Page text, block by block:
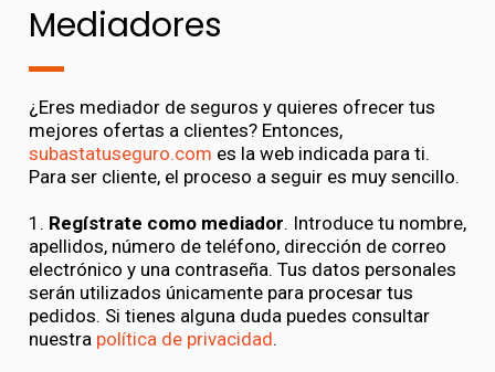
Mediadores
¿Eres mediador de seguros y quieres ofrecer tus
mejores ofertas a clientes? Entonces,
subastatuseguro.com es la web indicada para ti.
Para ser cliente, el proceso a seguir es muy sencillo.
1. Regístrate como mediador. Introduce tu nombre,
apellidos, número de teléfono, dirección de correo
electrónico y una contraseña. Tus datos personales
serán utilizados únicamente para procesar tus
pedidos. Si tienes alguna duda puedes consultar
nuestra política de privacidad.